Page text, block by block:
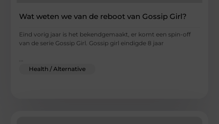
Wat weten we van de reboot van Gossip Girl?
Eind vorig jaar is het bekendgemaakt, er komt een spin-off
van de serie Gossip Girl. Gossip girl eindigde 8 jaar
Health / Alternative